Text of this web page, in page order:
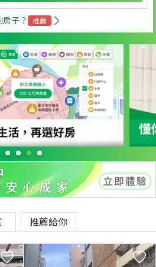
子？ 推薦
推薦給你